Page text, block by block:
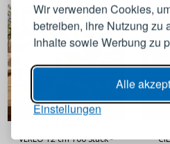
Wir verwenden Cookies,
betreiben, ihre Nutzung zu
Inhalte sowie Werbung zu
Alle
Einstellungen
VERLO 12 cm 100 Stück -
E-Mail-Adresse